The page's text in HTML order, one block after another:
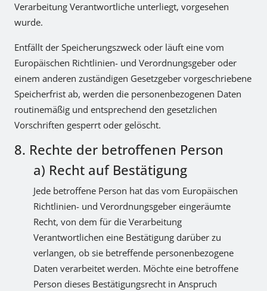
Verarbeitung Verantwortliche unterliegt, vorgesehen
wurde.
Entfällt der Speicherungszweck oder läuft eine vom
Europäischen Richtlinien- und Verordnungsgeber oder
einem anderen zuständigen Gesetzgeber vorgeschriebene
Speicherfrist ab, werden die personenbezogenen Daten
routinemäßig und entsprechend den gesetzlichen
Vorschriften gesperrt oder gelöscht.
8. Rechte der betroffenen Person
a) Recht auf Bestätigung
Jede betroffene Person hat das vom Europäischen
Richtlinien- und Verordnungsgeber eingeräumte
Recht, von dem für die Verarbeitung
Verantwortlichen eine Bestätigung darüber zu
verlangen, ob sie betreffende personenbezogene
Daten verarbeitet werden. Möchte eine betroffene
Person dieses Bestätigungsrecht in Anspruch